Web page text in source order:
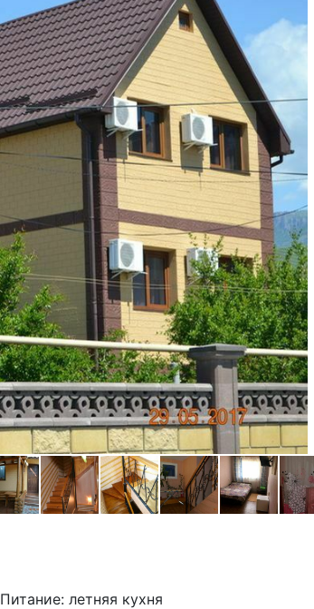
Питание: летняя кухня